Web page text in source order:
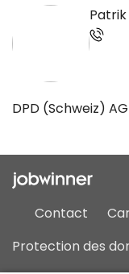
DPD (Schweiz) AG
Contact
Protection des